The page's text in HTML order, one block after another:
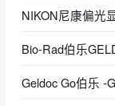
NIKON尼康偏光
Bio-Rad伯乐
Geldoc Go伯乐 -